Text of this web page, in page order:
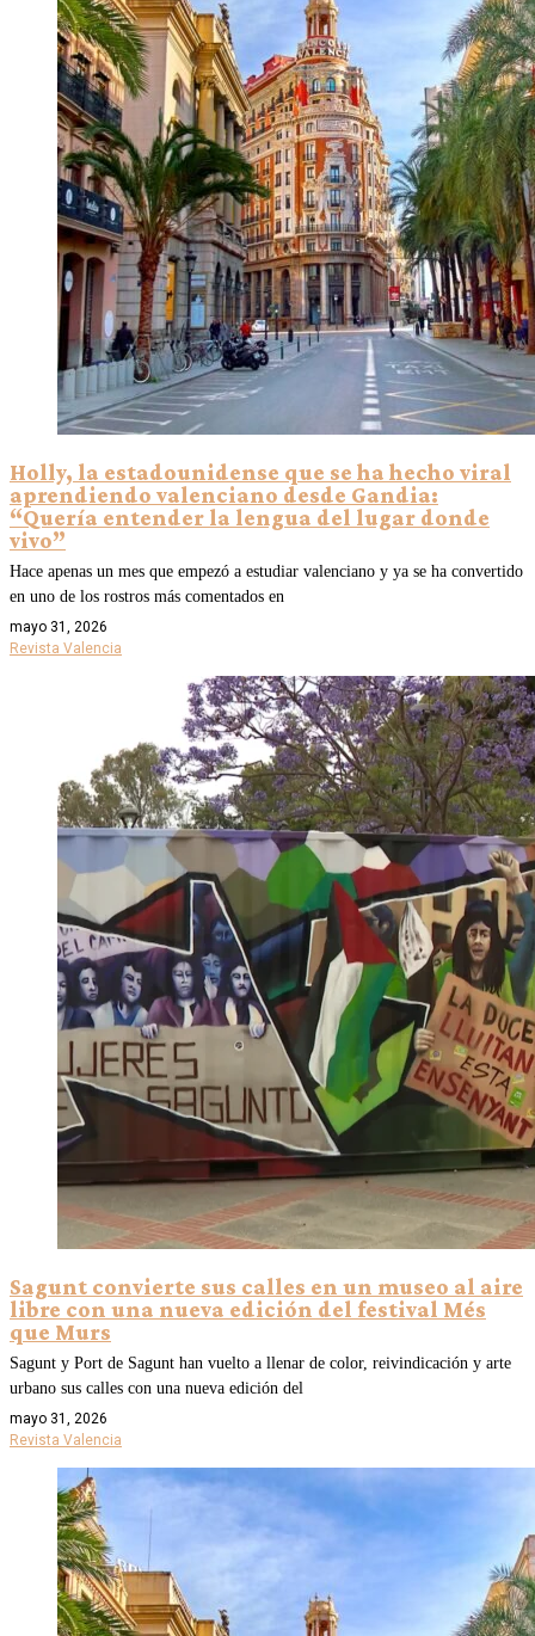
Holly, la estadounidense que se ha hecho viral
aprendiendo valenciano desde Gandia:
“Quería entender la lengua del lugar donde
vivo”
Hace apenas un mes que empezó a estudiar valenciano y ya se ha convertido
en uno de los rostros más comentados en
mayo 31, 2026
Revista Valencia
Sagunt convierte sus calles en un museo al aire
libre con una nueva edición del festival Més
que Murs
Sagunt y Port de Sagunt han vuelto a llenar de color, reivindicación y arte
urbano sus calles con una nueva edición del
mayo 31, 2026
Revista Valencia